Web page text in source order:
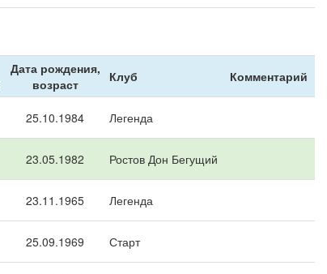
Дата рождения,
возраст
Клуб Комментарий
25.10.1984 Легенда
23.05.1982 Ростов Дон Бегущий
23.11.1965 Легенда
25.09.1969 Старт